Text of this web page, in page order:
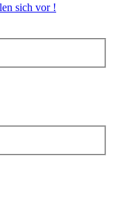
sich vor !